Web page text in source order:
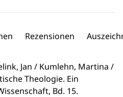
Rezensionen
Jan / Kumlehn, Martina /
Theologie. Ein
Bd. 15.